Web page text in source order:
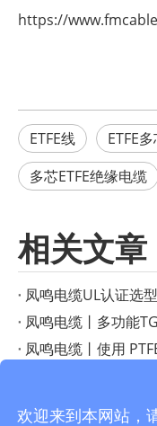
https://
ETFE线 ETFE
多芯ETFE绝缘电缆
相关文章
欢迎来到本网站，